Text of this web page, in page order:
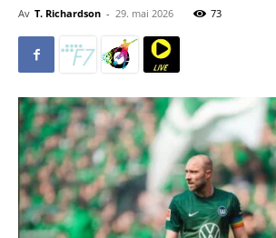
Av T. Richardson - 29. mai 2026 73